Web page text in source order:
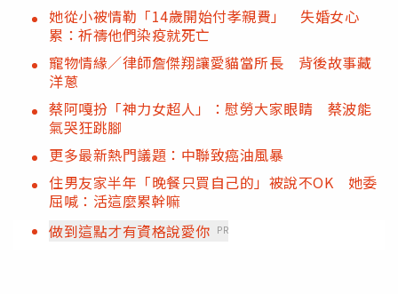
她從小被情勒「14歲開始付孝親費」 失婚女心
累：祈禱他們染疫就死亡
寵物情緣／律師詹傑翔讓愛貓當所長 背後故事藏
洋蔥
蔡阿嘎扮「神力女超人」：慰勞大家眼睛 蔡波能
氣哭狂跳腳
更多最新熱門議題：中聯致癌油風暴
住男友家半年「晚餐只買自己的」被說不OK 她委
屈喊：活這麼累幹嘛
做到這點才有資格說愛你 PR